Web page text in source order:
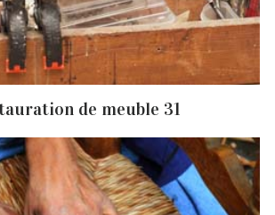
de meuble 31